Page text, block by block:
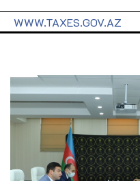
WWW.TAXES.GOV.AZ